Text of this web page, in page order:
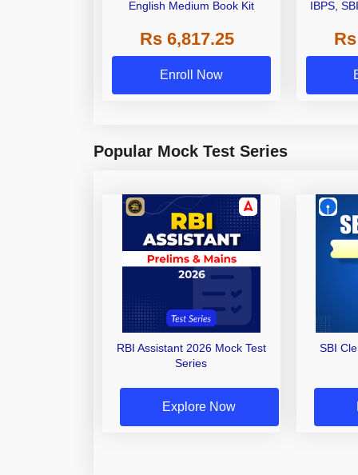
English Medium Book Kit
Rs 6,817.25
Enroll Now
IBPS,
Other
Popular Mock Test Series
RBI Assistant 2026 Mock Test
Series
Explore Now
SBI